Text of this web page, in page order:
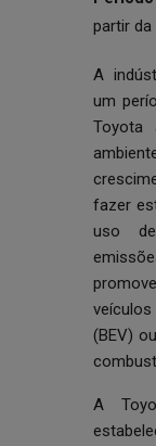
partir da
A
um
Toyota
fazer
uso
(BEV)
A